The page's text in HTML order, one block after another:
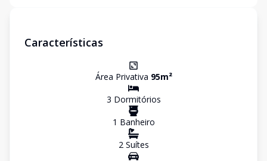
Características
Área Privativa 95m²
3 Dormitórios
1 Banheiro
2Suítes